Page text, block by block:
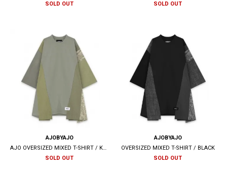
SOLD OUT
SOLD OUT
AJOBYAJO
AJO OVERSIZED MIXED T-SHIRT / KHAKI
SOLD OUT
AJOBYAJO
OVERSIZED MIXED T-SHIRT / BLACK
SOLD OUT